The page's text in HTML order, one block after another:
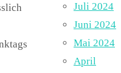
Juli 2024
Juni 2024
Mai 2024
April